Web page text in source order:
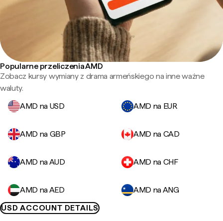
Popularne przeliczenia AMD
Zobacz kursy wymiany z drama armeńskiego na inne ważne
waluty.
AMD na USD
AMD na EUR
AMD na GBP AMD na CAD
AMD na AUD AMD na CHF
AMD na AED
AMD na ANG
USD ACCOUNT DETAILS